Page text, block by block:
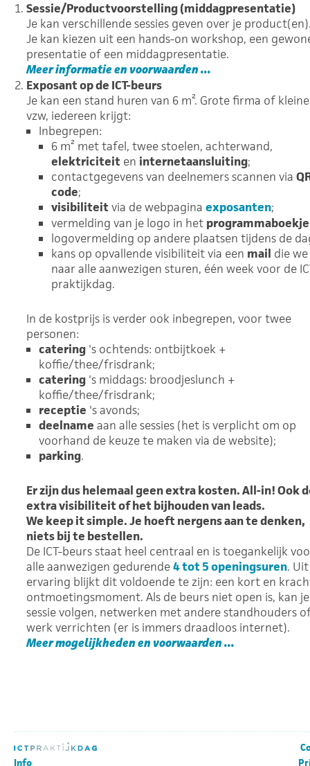
Sessie/Productvoorstelling (middagpresentatie)
Je kan verschillende sessies geven over je
Je kan kiezen uit een hands-on workshop, een
presentatie of een middagpresentatie.
Meer informatie en voorwaarden ...
Exposant op de ICT-beurs
Je kan een stand huren van 6 m². Grote firma of kleine
vzw, iedereen krijgt:
Inbegrepen:
6 m² met tafel, twee stoelen, achterwand,
elektriciteit en internetaansluiting;
contactgegevens van deelnemers scannen via
code;
visibiliteit via de webpagina exposanten;
vermelding van je logo in het programmaboekje
logovermelding op andere plaatsen tijdens de
kans op opvallende visibiliteit via een mail die we
naar alle aanwezigen sturen, één week voor de
praktijkdag.
In de kostprijs is verder ook inbegrepen, voor twee
personen:
catering 's ochtends: ontbijtkoek +
koffie/thee/frisdrank;
catering 's middags: broodjeslunch +
koffie/thee/frisdrank;
receptie 's avonds;
deelname aan alle sessies (het is verplicht om op
voorhand de keuze te maken via de website);
parking.
Er zijn dus helemaal geen extra kosten. All-in! Ook
extra visibiliteit of het bijhouden van leads.
We keep it simple. Je hoeft nergens aan te denken,
niets bij te bestellen.
De ICT-beurs staat heel centraal en is toegankelijk
alle aanwezigen gedurende4 tot 5 openingsuren. Uit
ervaring blijkt dit voldoende te zijn: een kort en
ontmoetingsmoment. Als de beurs niet open is, kan
sessie volgen, netwerken met andere standhouders
werk verrichten (er is immers draadloos internet).
Meer mogelijkheden en voorwaarden ...
Info